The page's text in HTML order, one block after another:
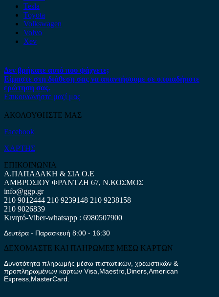
Tesla
Toyota
Volkswagen
Volvo
Xev
Δεν βρήκατε αυτό που ψάχνετε;
Είμαστε στη διάθεση σας να απαντήσουμε σε οποιαδήποτε
ερώτηση σας.
Επικοινωνήστε μαζί μας
ΑΚΟΛΟΥΘΗΣΤΕ ΜΑΣ
Facebook
ΧΑΡΤΗΣ
ΕΠΙΚΟΙΝΩΝΙΑ
Α.ΠΑΠΑΔΑΚΗ & ΣΙΑ Ο.Ε
ΑΜΒΡΟΣΙΟΥ ΦΡΑΝΤΖΗ 67, Ν.ΚΟΣΜΟΣ
info@ggp.gr
210 9012444 210 9239148 210 9238158
210 9026839
Κινητό-Viber-whatsapp : 6980507900
Δευτέρα - Παρασκευή 8:00 - 16:30
ΔΕΧΟΜΑΣΤΕ ΚΑΙ ΠΛΗΡΩΜΕΣ ΜΕΣΩ ΚΑΡΤΩΝ
Δυνατότητα πληρωμής μέσω πιστωτικών, χρεωστικών &
προπληρωμένων καρτών Visa,Maestro,Diners,American
Express,MasterCard.